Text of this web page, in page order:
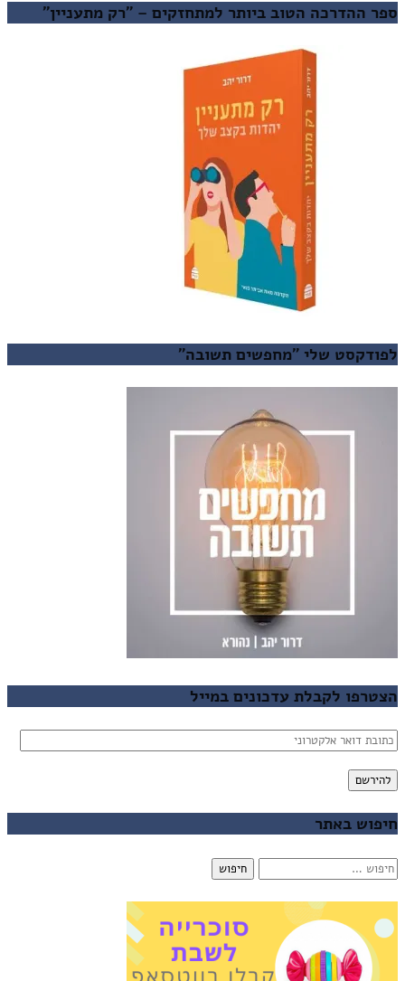
ספר ההדרכה הטוב ביותר למתחזקים – "רק מתעניין"
לפודקסט שלי "מחפשים תשובה"
הצטרפו לקבלת עדכונים במייל
כתובת
אלקטרוני
להירשם
חיפוש באתר
חיפוש: